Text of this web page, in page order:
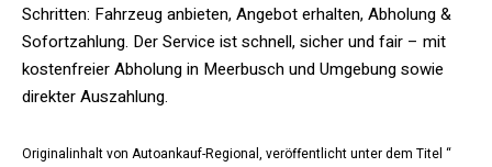
Schritten: Fahrzeug anbieten, Angebot erhalten, Abholung &
Sofortzahlung. Der Service ist schnell, sicher und fair – mit
kostenfreier Abholung in Meerbusch und Umgebung sowie
direkter Auszahlung.
Originalinhalt von Autoankauf-Regional, veröffentlicht unter dem Titel “